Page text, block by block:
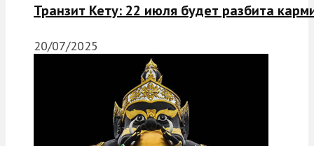
Транзит Кету: 22 июля будет разбита
20/07/2025